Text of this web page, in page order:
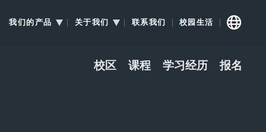
校区 课程 学习经历 报名
我们的产品 关于我们 联系我们 校园生活